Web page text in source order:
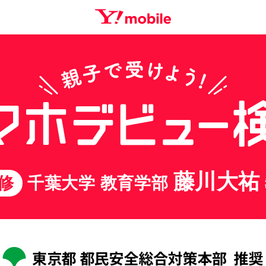
千葉大学 教育学部 藤川大祐